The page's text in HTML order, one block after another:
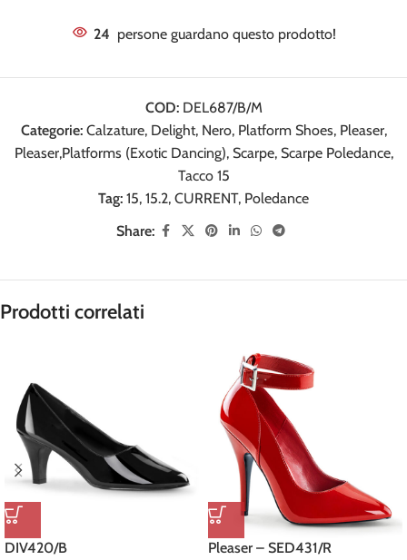
24 persone guardano questo prodotto!
COD: DEL687/B/M
Categorie: Calzature, Delight, Nero, Platform Shoes, Pleaser,
Pleaser,Platforms (Exotic Dancing), Scarpe, Scarpe Poledance,
Tacco 15
Tag: 15, 15.2, CURRENT, Poledance
Share:
Prodotti correlati
DIV420/B Pleaser – SED431/R